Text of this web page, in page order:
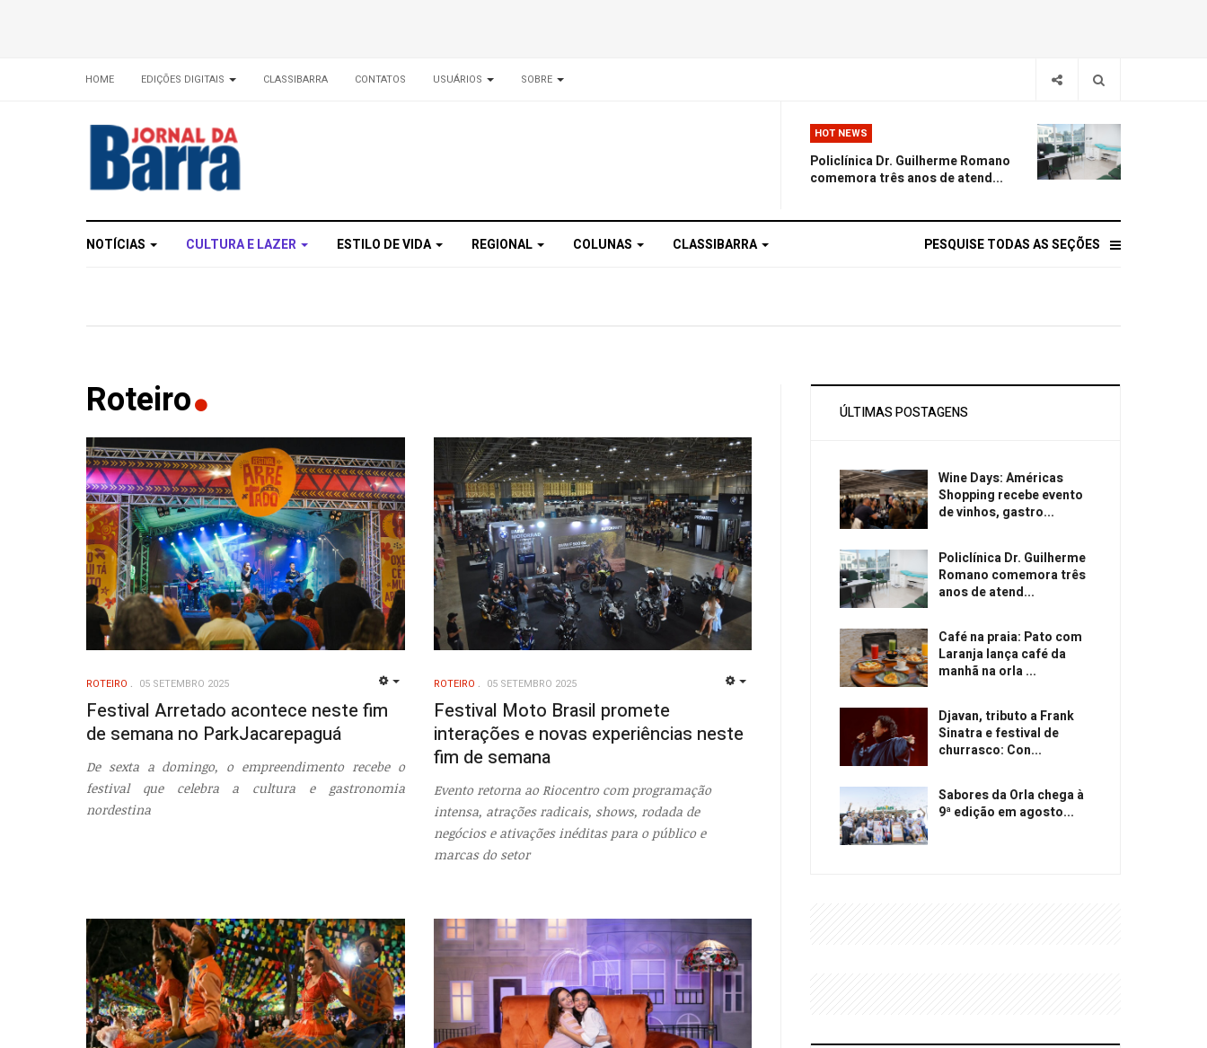
HOME EDIÇÕES DIGITAIS CLASSIBARRA CONTATOS USUÁRIOS SOBRE
HOT NEWS
Policlínica Dr. Guilherme Romano
comemora três anos de atend...
NOTÍCIAS CULTURA E LAZER ESTILO DE VIDA REGIONAL COLUNAS CLASSIBARRA PESQUISE TODAS AS SEÇÕES
Roteiro
ROTEIRO 05 SETEMBRO 2025
Festival Arretado acontece neste fim
de semana no ParkJacarepaguá
De sexta a domingo, o empreendimento recebe o
festival que celebra a cultura e gastronomia
nordestina
ROTEIRO 05 SETEMBRO 2025
Festival Moto Brasil promete
interações e novas experiências neste
fim de semana
Evento retorna ao Riocentro com programação
intensa, atrações radicais, shows, rodada de
negócios e ativações inéditas para o público e
marcas do setor
ÚLTIMAS POSTAGENS
Wine Days: Américas
Shopping recebe evento
de vinhos, gastro...
Policlínica Dr. Guilherme
Romano comemora três
anos de atend...
Café na praia: Pato com
Laranja lança café da
manhã na orla ...
Djavan, tributo a Frank
Sinatra e festival de
churrasco: Con...
Sabores da Orla chega à
9ª edição em agosto...